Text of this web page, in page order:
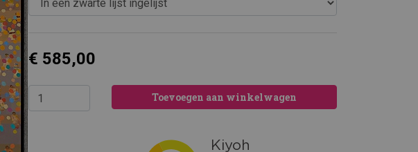
€ 585,00
Toevoegen aan winkelwagen